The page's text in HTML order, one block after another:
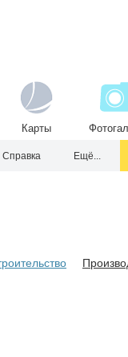
Карты
Справка Ещё...